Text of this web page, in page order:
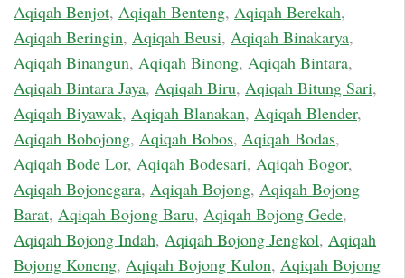
Aqiqah Benjot, Aqiqah Benteng, Aqiqah Berekah,
Aqiqah Beringin, Aqiqah Beusi, Aqiqah Binakarya,
Aqiqah Binangun, Aqiqah Binong, Aqiqah Bintara,
Aqiqah Bintara Jaya, Aqiqah Biru, Aqiqah Bitung Sari,
Aqiqah Biyawak, Aqiqah Blanakan, Aqiqah Blender,
Aqiqah Bobojong, Aqiqah Bobos, Aqiqah Bodas,
Aqiqah Bode Lor, Aqiqah Bodesari, Aqiqah Bogor,
Aqiqah Bojonegara, Aqiqah Bojong, Aqiqah Bojong
Barat, Aqiqah Bojong Baru, Aqiqah Bojong Gede,
Aqiqah Bojong Indah, Aqiqah Bojong Jengkol, Aqiqah
Bojong Koneng, Aqiqah Bojong Kulon, Aqiqah Bojong